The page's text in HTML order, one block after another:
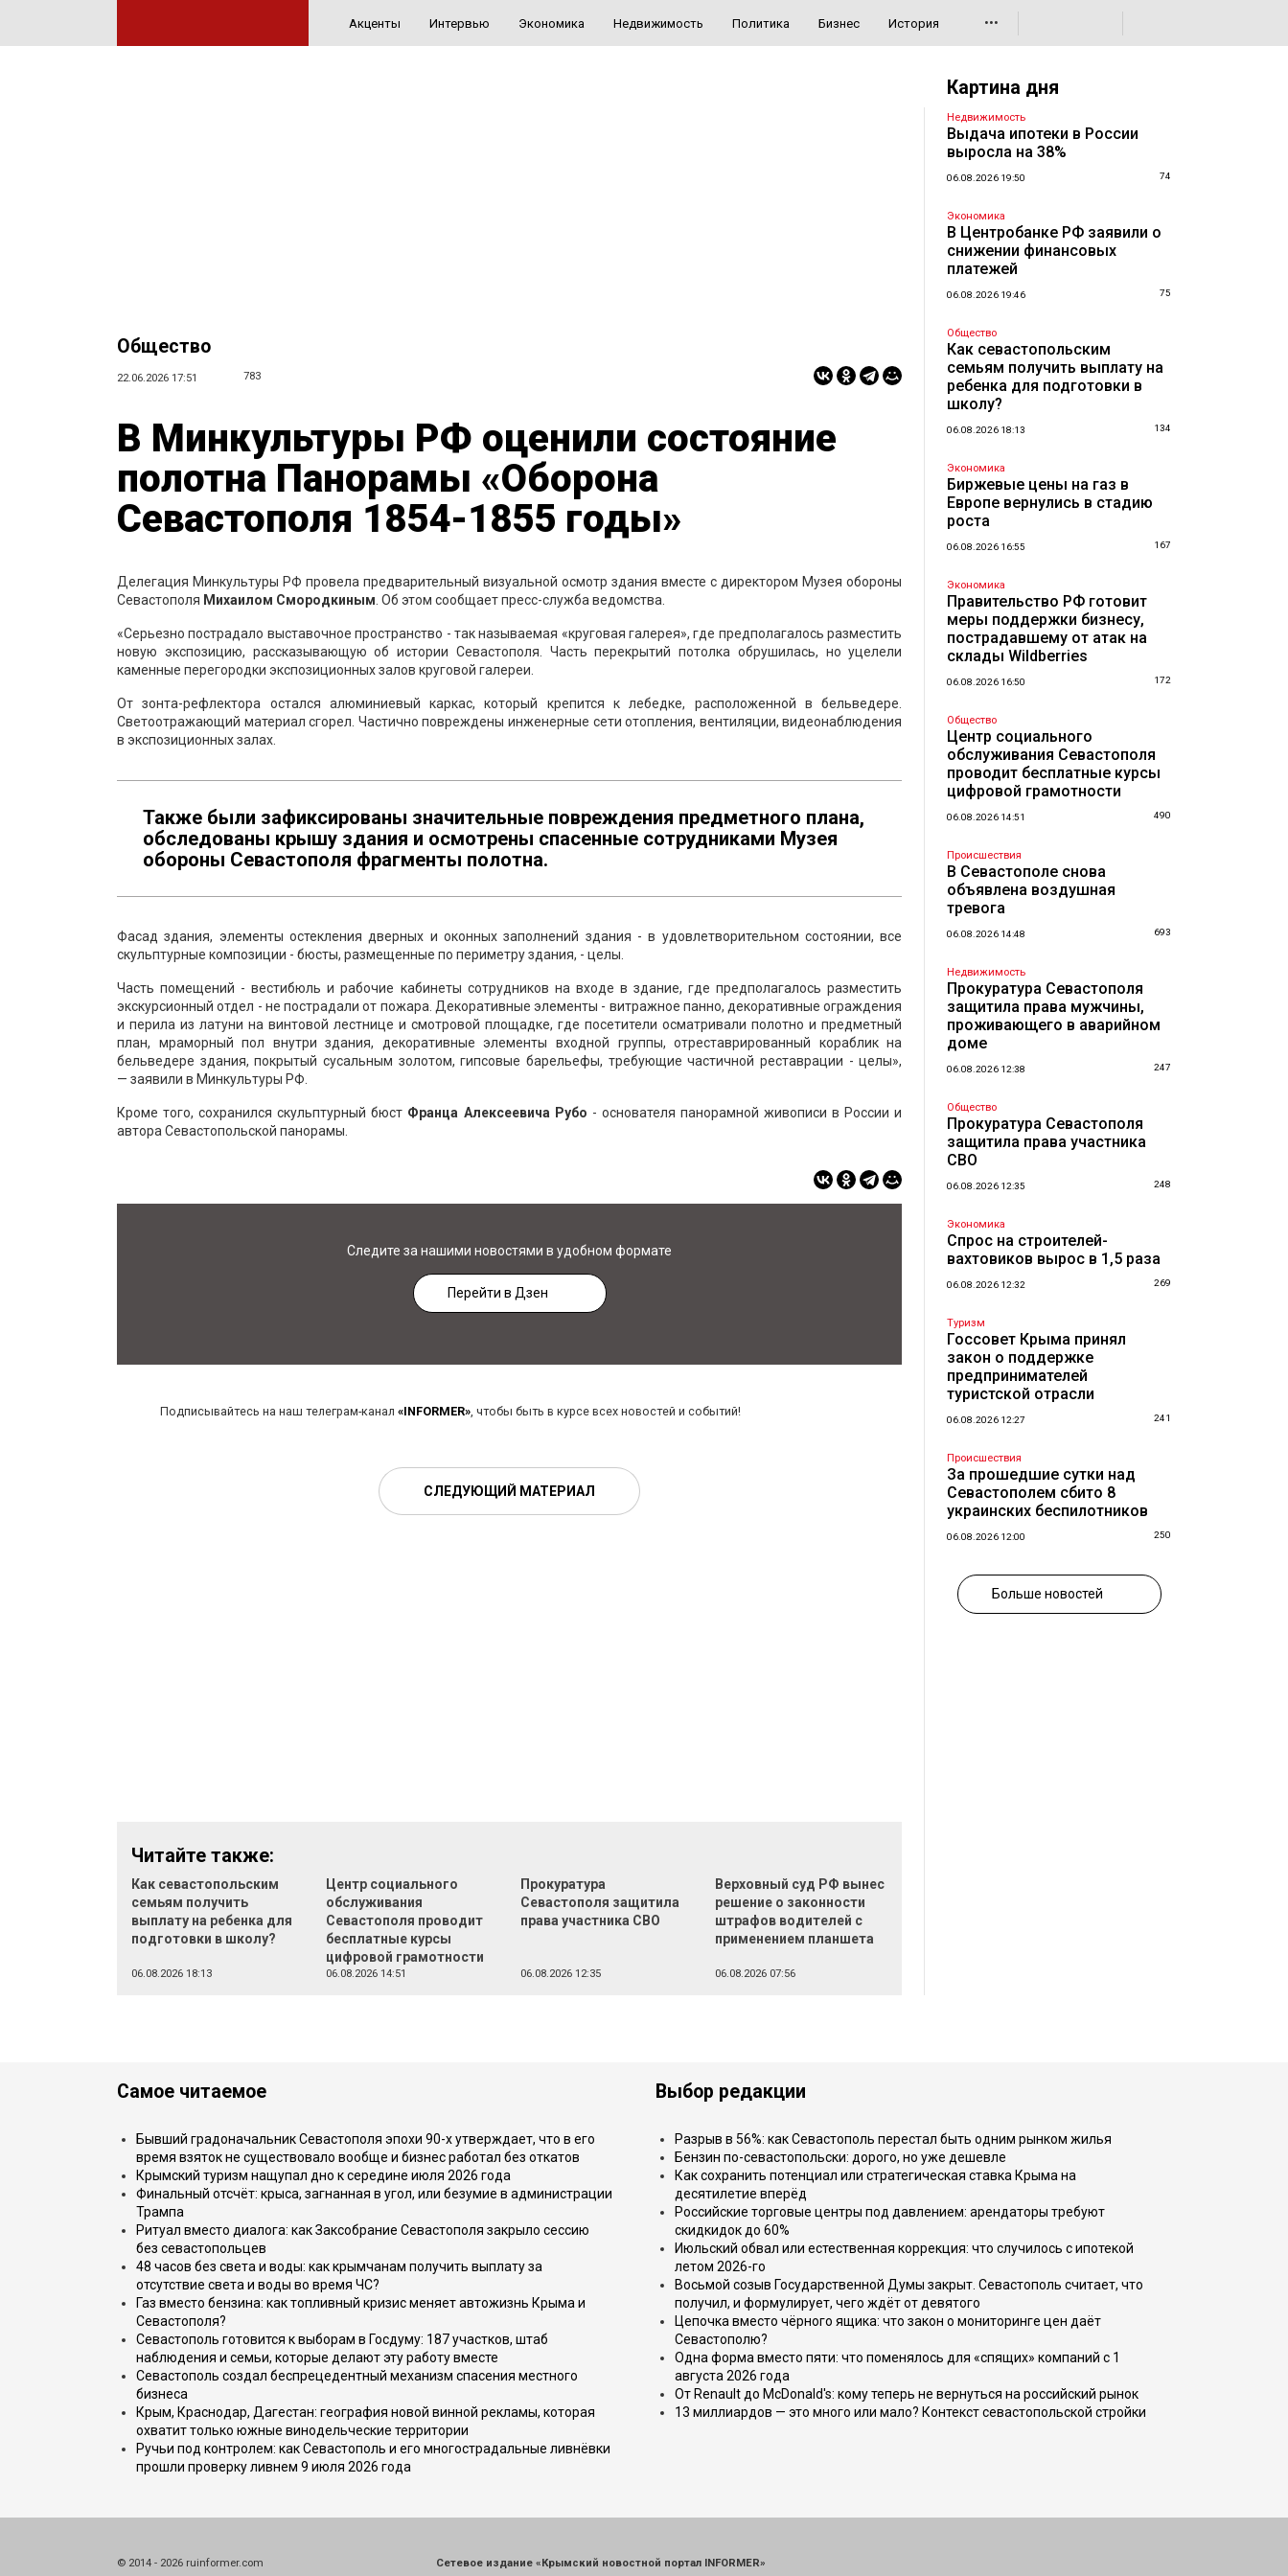
Акценты Интервью Экономика Недвижимость Политика Бизнес История •••
Общество
22.06.2026 17:51 783
В Минкультуры РФ оценили состояние
полотна Панорамы «Оборона
Севастополя 1854-1855 годы»
Делегация Минкультуры РФ провела предварительный визуальной осмотр здания вместе с директором Музея обороны
Севастополя Михаилом Смородкиным . Об этом сообщает пресс-служба ведомства.
«Серьезно пострадало выставочное пространство - так называемая «круговая галерея», где предполагалось разместить
новую экспозицию, рассказывающую об истории Севастополя. Часть перекрытий потолка обрушилась, но уцелели
каменные перегородки экспозиционных залов круговой галереи.
От зонта-рефлектора остался алюминиевый каркас, который крепится к лебедке, расположенной в бельведере.
Светоотражающий материал сгорел. Частично повреждены инженерные сети отопления, вентиляции, видеонаблюдения
в экспозиционных залах.
Также были зафиксированы значительные повреждения предметного плана,
обследованы крышу здания и осмотрены спасенные сотрудниками Музея
обороны Севастополя фрагменты полотна.
Фасад здания, элементы остекления дверных и оконных заполнений здания - в удовлетворительном состоянии, все
скульптурные композиции - бюсты, размещенные по периметру здания, - целы.
Часть помещений - вестибюль и рабочие кабинеты сотрудников на входе в здание, где предполагалось разместить
экскурсионный отдел - не пострадали от пожара. Декоративные элементы - витражное панно, декоративные ограждения
и перила из латуни на винтовой лестнице и смотровой площадке, где посетители осматривали полотно и предметный
план, мраморный пол внутри здания, декоративные элементы входной группы, отреставрированный кораблик на
бельведере здания, покрытый сусальным золотом, гипсовые барельефы, требующие частичной реставрации - целы»,
— заявили в Минкультуры РФ.
Кроме того, сохранился скульптурный бюст Франца Алексеевича Рубо - основателя панорамной живописи в России и
автора Севастопольской панорамы.
Следите за нашими новостями в удобном формате
Перейти в Дзен
Подписывайтесь на наш телеграм-канал «INFORMER», чтобы быть в курсе всех новостей и событий!
СЛЕДУЮЩИЙ МАТЕРИАЛ
Читайте также:
Как севастопольским
семьям получить
выплату на ребенка для
подготовки в школу?
06.08.2026 18:13
Центр социального
обслуживания
Севастополя проводит
бесплатные курсы
цифровой грамотности
06.08.2026 14:51
Прокуратура
Севастополя защитила
права участника СВО
06.08.2026 12:35
Верховный суд РФ вынес
решение о законности
штрафов водителей с
применением планшета
06.08.2026 07:56
Картина дня
Недвижимость
Выдача ипотеки в России
выросла на 38%
06.08.2026 19:50 74
Экономика
В Центробанке РФ заявили о
снижении финансовых
платежей
06.08.2026 19:46 75
Общество
Как севастопольским
семьям получить выплату на
ребенка для подготовки в
школу?
06.08.2026 18:13 134
Экономика
Биржевые цены на газ в
Европе вернулись в стадию
роста
06.08.2026 16:55 167
Экономика
Правительство РФ готовит
меры поддержки бизнесу,
пострадавшему от атак на
склады Wildberries
06.08.2026 16:50 172
Общество
Центр социального
обслуживания Севастополя
проводит бесплатные курсы
цифровой грамотности
06.08.2026 14:51 490
Происшествия
В Севастополе снова
объявлена воздушная
тревога
06.08.2026 14:48 693
Недвижимость
Прокуратура Севастополя
защитила права мужчины,
проживающего в аварийном
доме
06.08.2026 12:38 247
Общество
Прокуратура Севастополя
защитила права участника
СВО
06.08.2026 12:35 248
Экономика
Спрос на строителей-
вахтовиков вырос в 1,5 раза
06.08.2026 12:32 269
Туризм
Госсовет Крыма принял
закон о поддержке
предпринимателей
туристской отрасли
06.08.2026 12:27 241
Происшествия
За прошедшие сутки над
Севастополем сбито 8
украинских беспилотников
06.08.2026 12:00 250
Больше новостей
Самое читаемое
Бывший градоначальник Севастополя эпохи 90-х утверждает, что в его
время взяток не существовало вообще и бизнес работал без откатов
Крымский туризм нащупал дно к середине июля 2026 года
Финальный отсчёт: крыса, загнанная в угол, или безумие в администрации
Трампа
Ритуал вместо диалога: как Заксобрание Севастополя закрыло сессию
без севастопольцев
48 часов без света и воды: как крымчанам получить выплату за
отсутствие света и воды во время ЧС?
Газ вместо бензина: как топливный кризис меняет автожизнь Крыма и
Севастополя?
Севастополь готовится к выборам в Госдуму: 187 участков, штаб
наблюдения и семьи, которые делают эту работу вместе
Севастополь создал беспрецедентный механизм спасения местного
бизнеса
Крым, Краснодар, Дагестан: география новой винной рекламы, которая
охватит только южные винодельческие территории
Ручьи под контролем: как Севастополь и его многострадальные ливнёвки
прошли проверку ливнем 9 июля 2026 года
Выбор редакции
Разрыв в 56%: как Севастополь перестал быть одним рынком жилья
Бензин по-севастопольски: дорого, но уже дешевле
Как сохранить потенциал или стратегическая ставка Крыма на
десятилетие вперёд
Российские торговые центры под давлением: арендаторы требуют
скидкидок до 60%
Июльский обвал или естественная коррекция: что случилось с ипотекой
летом 2026-го
Восьмой созыв Государственной Думы закрыт. Севастополь считает, что
получил, и формулирует, чего ждёт от девятого
Цепочка вместо чёрного ящика: что закон о мониторинге цен даёт
Севастополю?
Одна форма вместо пяти: что поменялось для «спящих» компаний с 1
августа 2026 года
От Renault до McDonald's: кому теперь не вернуться на российский рынок
13 миллиардов — это много или мало? Контекст севастопольской стройки
© 2014 - 2026 ruinformer.com Сетевое издание «Крымский новостной портал INFORMER»